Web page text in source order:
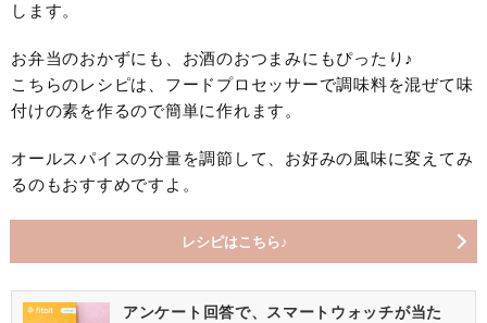
します。
お弁当のおかずにも、お酒のおつまみにもぴったり♪
こちらのレシピは、フードプロセッサーで調味料を混ぜて味
付けの素を作るので簡単に作れます。
オールスパイスの分量を調節して、お好みの風味に変えてみ
るのもおすすめですよ。
レシピはこちら♪
アンケート回答で、スマートウォッチが当た